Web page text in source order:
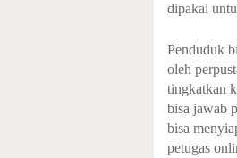
dipakai
Penduduk
oleh
tingkatkan
bisa jawab
bisa
petugas